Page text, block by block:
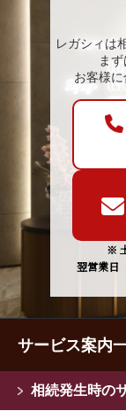
レガシィは
ま
お客様に
※
翌営業日
サービス案内
相続発生時の